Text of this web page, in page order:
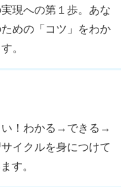
現への第１歩。あな
めの「コツ」をわか
。
い！わかる→できる→
イクルを身につけて
す。